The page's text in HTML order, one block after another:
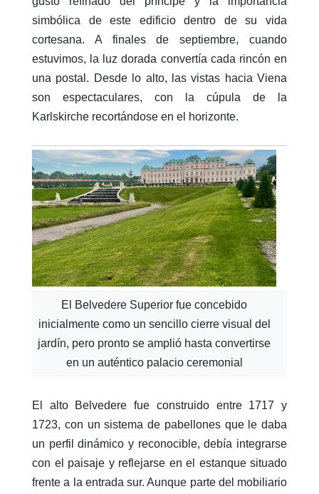
simbólica de este edificio dentro de su vida
cortesana. A finales de septiembre, cuando
estuvimos, la luz dorada convertía cada rincón en
una postal. Desde lo alto, las vistas hacia Viena
son espectaculares, con la cúpula de la
Karlskirche recortándose en el horizonte.
El Belvedere Superior fue concebido
inicialmente como un sencillo cierre visual del
jardín, pero pronto se amplió hasta convertirse
en un auténtico palacio ceremonial
El alto Belvedere fue construido entre 1717 y
1723, con un sistema de pabellones que le daba
un perfil dinámico y reconocible, debía integrarse
con el paisaje y reflejarse en el estanque situado
frente a la entrada sur. Aunque parte del mobiliario